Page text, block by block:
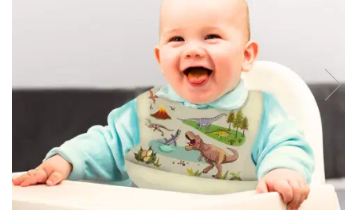
Deflectoare pentru aer conditionat
Casti antifonice pentru copii si
Echipament protectie bicicleta si
ski
Accesorii auto copii